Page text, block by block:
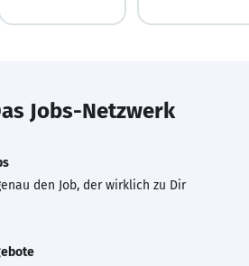
Jobs-Netzwerk
den Job, der wirklich zu Dir